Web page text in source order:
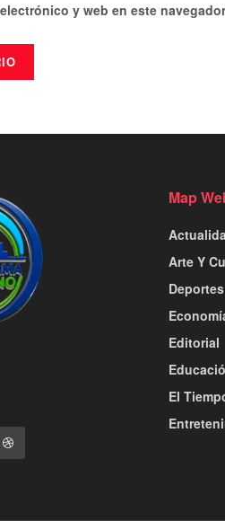
y web en este
Map
Arte Y
Deportes
Editorial
El